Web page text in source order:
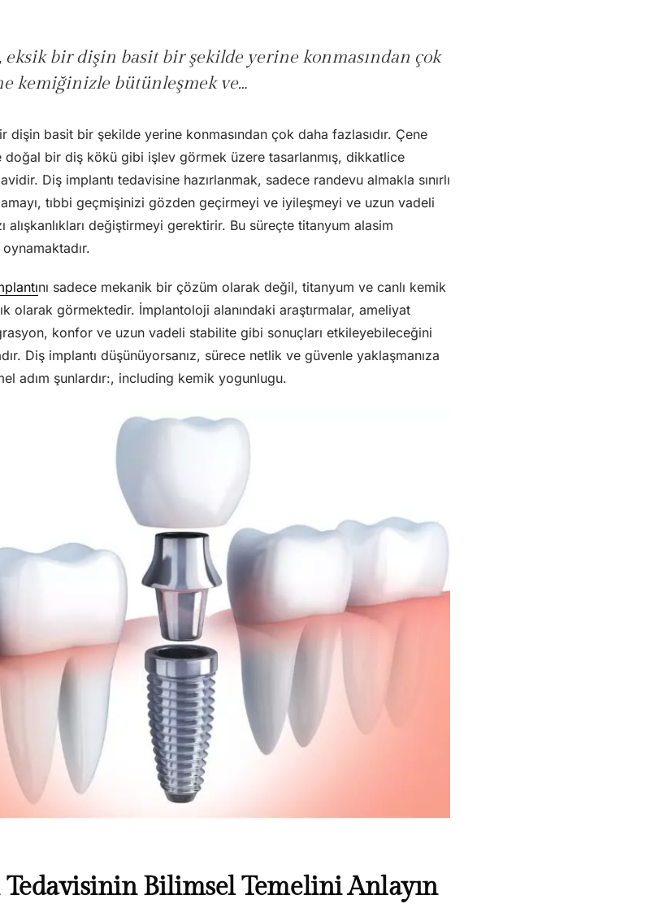
bir dişin basit bir şekilde yerine konmasından çok
kemiğinizle bütünleşmek ve…
dişin basit bir şekilde yerine konmasından çok daha fazlasıdır. Çene
doğal bir diş kökü gibi işlev görmek üzere tasarlanmış, dikkatlice
Diş implantı tedavisine hazırlanmak, sadece randevu almakla sınırlı
tıbbi geçmişinizi gözden geçirmeyi ve iyileşmeyi ve uzun vadeli
alışkanlıkları değiştirmeyi gerektirir. Bu süreçte titanyum alasim
nı sadece mekanik bir çözüm olarak değil, titanyum ve canlı kemik
olarak görmektedir. İmplantoloji alanındaki araştırmalar, ameliyat
konfor ve uzun vadeli stabilite gibi sonuçları etkileyebileceğini
Diş implantı düşünüyorsanız, sürece netlik ve güvenle yaklaşmanıza
adım şunlardır:, including kemik yogunlugu.
Tedavisinin Bilimsel Temelini Anlayın